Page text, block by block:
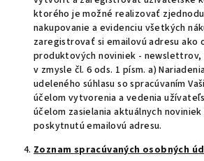
ktorého je možné realizovať
nakupovanie a evidenciu všetkých
zaregistrovať si emailovú adresu ako
produktových noviniek - newslettrov,
v zmysle čl. 6 ods. 1 písm. a)
udeleného súhlasu so spracúvaním
účelom vytvorenia a vedenia
účelom zasielania aktuálnych
poskytnutú emailovú adresu.
Zoznam spracúvaných osobných